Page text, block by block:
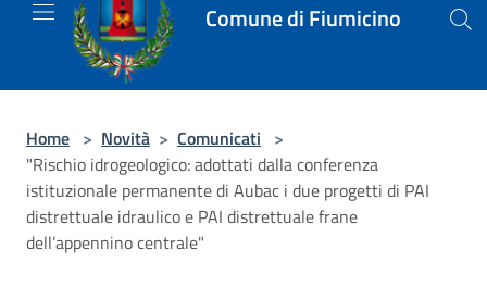
Comune di Fiumicino
Home > Novità > Comunicati >
"Rischio idrogeologico: adottati dalla conferenza
istituzionale permanente di Aubac i due progetti di PAI
distrettuale idraulico e PAI distrettuale frane
dell’appennino centrale"